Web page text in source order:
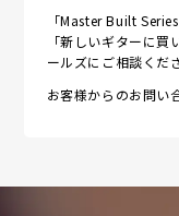
「Master Built
「新しいギターに
ールズにご相談くだ
お客様からのお問い